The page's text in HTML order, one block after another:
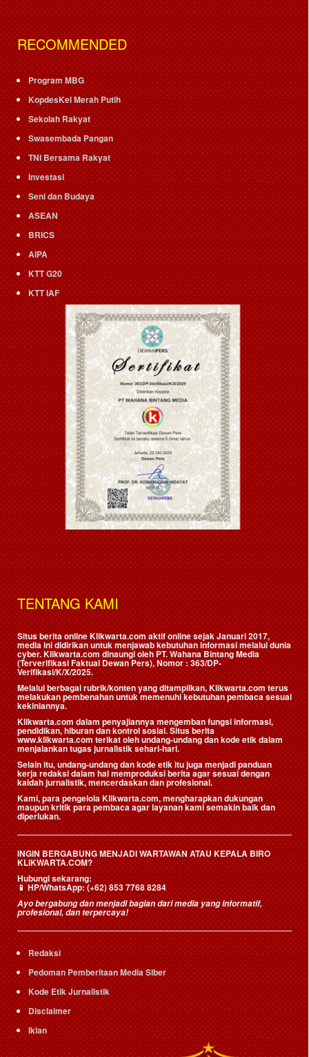
RECOMMENDED
Program MBG
KopdesKel Merah Putih
Sekolah Rakyat
Swasembada Pangan
TNI Bersama Rakyat
Investasi
Seni dan Budaya
ASEAN
BRICS
AIPA
KTT G20
KTT IAF
TENTANG KAMI
Situs berita online Klikwarta.com aktif online sejak Januari 2017,
media ini didirikan untuk menjawab kebutuhan informasi melalui dunia
cyber. Klikwarta.com dinaungi oleh PT. Wahana Bintang Media
(Terverifikasi Faktual Dewan Pers), Nomor : 363/DP-
Verifikasi/K/X/2025.
Melalui berbagai rubrik/konten yang ditampilkan, Klikwarta.com terus
melakukan pembenahan untuk memenuhi kebutuhan pembaca sesuai
kekiniannya.
Klikwarta.com dalam penyajiannya mengemban fungsi informasi,
pendidikan, hiburan dan kontrol sosial. Situs berita
www.klikwarta.com terikat oleh undang-undang dan kode etik dalam
menjalankan tugas jurnalistik sehari-hari.
Selain itu, undang-undang dan kode etik itu juga menjadi panduan
kerja redaksi dalam hal memproduksi berita agar sesuai dengan
kaidah jurnalistik, mencerdaskan dan profesional.
Kami, para pengelola Klikwarta.com, mengharapkan dukungan
maupun kritik para pembaca agar layanan kami semakin baik dan
diperlukan.
INGIN BERGABUNG MENJADI WARTAWAN ATAU KEPALA BIRO
KLIKWARTA.COM?
Hubungi sekarang:
📱HP/WhatsApp:(+62) 853 7768 8284
Ayo bergabung dan menjadi bagian dari media yang informatif,
profesional, dan terpercaya!
Redaksi
Pedoman Pemberitaan Media Siber
Kode Etik Jurnalistik
Disclaimer
Iklan